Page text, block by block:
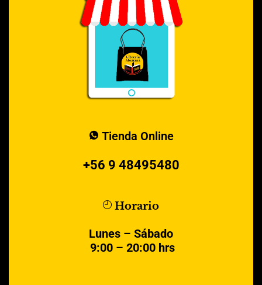
Tienda Online
+56 9 48495480
Horario
Lunes – Sábado
9:00 – 20:00 hrs